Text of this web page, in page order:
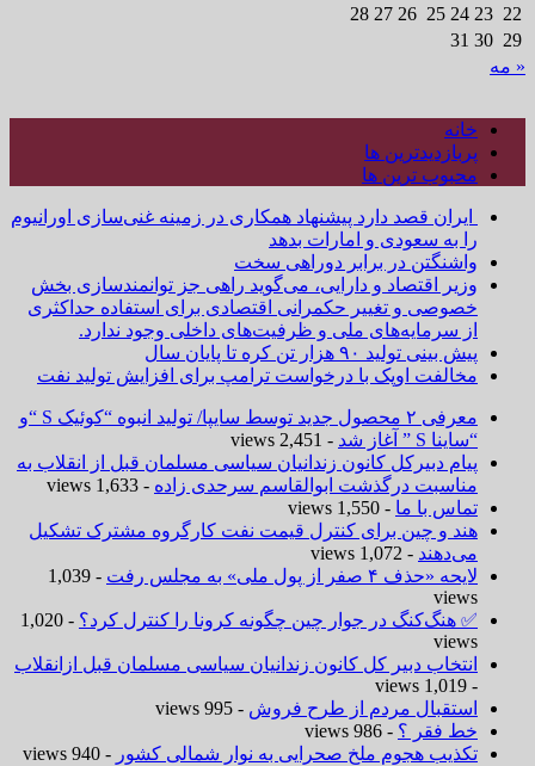
22
23
24
25
26
27
28
29
30
31
« مه
خانه
پربازدیدترین ها
محبوب ترین ها
ایران قصد دارد پیشنهاد همکاری در زمینه غنی‌سازی اورانیوم
را به سعودی و امارات بدهد
واشنگتن در برابر دوراهی سخت
وزیر اقتصاد و دارایی، می‌گوید راهی جز توانمندسازی بخش
خصوصی و تغییر حکمرانی اقتصادی برای استفاده حداکثری
از سرمایه‌های ملی و ظرفیت‌های داخلی وجود ندارد.
پیش بینی تولید ۹۰ هزار تن کره تا پایان سال
مخالفت اوپک با درخواست ترامپ برای افزایش تولید نفت
معرفی ۲ محصول جدید توسط سایپا/ تولید انبوه “کوئیک S “و
“ساینا S ” آغاز شد
- 2,451 views
پیام دبیرکل کانون زندانیان سیاسی مسلمان قبل از انقلاب به
مناسبت درگذشت ابوالقاسم سرحدی زاده - 1,633 views
تماس با ما - 1,550 views
هند و چین برای کنترل قیمت نفت کارگروه مشترک تشکیل
می‌دهند - 1,072 views
لایحه «حذف ۴ صفر از پول ملی» به مجلس رفت
- 1,039
views
✅ هنگ‌کنگ در جوار چین چگونه کرونا را کنترل کرد؟
- 1,020
views
انتخاب دبیر کل کانون زندانیان سیاسی مسلمان قبل ازانقلاب
- 1,019 views
استقبال مردم از طرح فروش - 995 views
خط فقر ؟ - 986 views
تکذیب هجوم ملخ صحرایی به نوار شمالی کشور - 940 views